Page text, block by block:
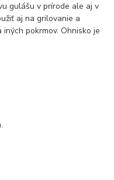
gulášu v prírode ale aj v
aj na grilovanie a
pokrmov. Ohnisko je